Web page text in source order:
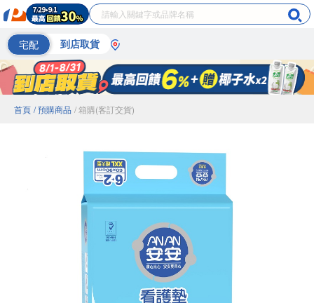
宅配 到店取貨
首頁 / 預購商品 / 箱購(客訂交貨)